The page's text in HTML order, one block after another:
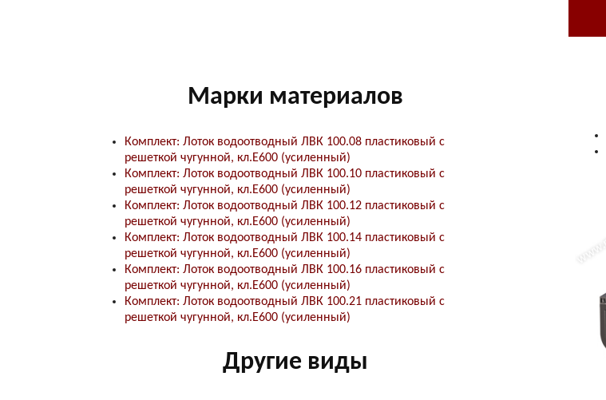
Марки материалов
Комплект: Лоток водоотводный ЛВК 100.08 пластиковый с
решеткой чугунной, кл.E600 (усиленный)
Комплект: Лоток водоотводный ЛВК 100.10 пластиковый с
решеткой чугунной, кл.E600 (усиленный)
Комплект: Лоток водоотводный ЛВК 100.12 пластиковый с
решеткой чугунной, кл.E600 (усиленный)
Комплект: Лоток водоотводный ЛВК 100.14 пластиковый с
решеткой чугунной, кл.E600 (усиленный)
Комплект: Лоток водоотводный ЛВК 100.16 пластиковый с
решеткой чугунной, кл.E600 (усиленный)
Комплект: Лоток водоотводный ЛВК 100.21 пластиковый с
решеткой чугунной, кл.E600 (усиленный)
Другие виды